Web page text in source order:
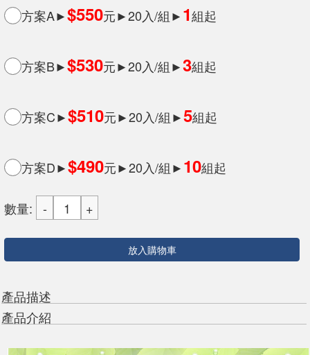
方案A►$550元►20入/組►1組起
方案B►$530元►20入/組►3組起
方案C►$510元►20入/組►5組起
方案D►$490元►20入/組►10組起
數量:
放入購物車
產品描述
產品介紹